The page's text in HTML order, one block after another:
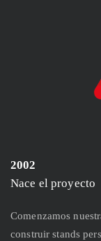
2002
Nace el proyecto
Comenzamos
construir stands